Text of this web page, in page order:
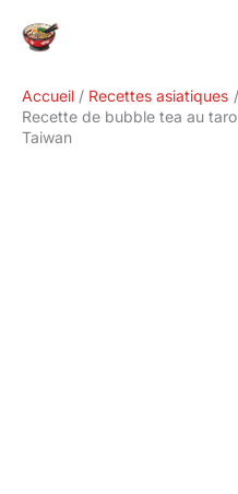
Accueil
Recettes asiatiques
Recette de bubble tea au
Taiwan